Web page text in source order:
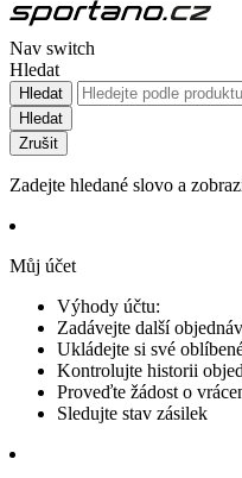
Nav switch
Hledat
Hledat
Hledat
Zrušit
Zadejte hledané slovo a
Můj účet
Výhody účtu:
Zadávejte další
Ukládejte si své
Kontrolujte historii
Proveďte žádost o
Sledujte stav zásilek